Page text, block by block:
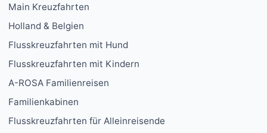
Main Kreuzfahrten
Holland & Belgien
Flusskreuzfahrten mit Hund
Flusskreuzfahrten mit Kindern
A-ROSA Familienreisen
Familienkabinen
Flusskreuzfahrten für Alleinreisende